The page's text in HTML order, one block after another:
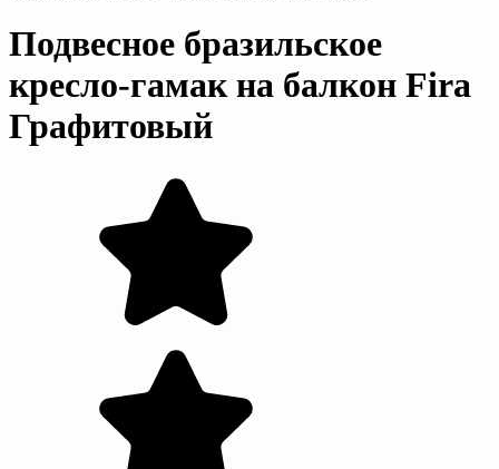
Подвесное бразильское
кресло-гамак на балкон Fira
Графитовый